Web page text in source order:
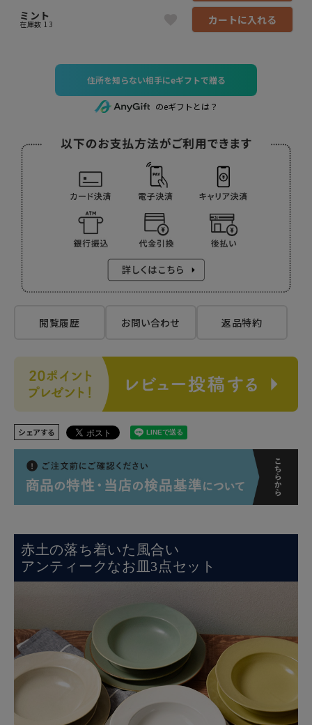
ミント
在庫数 13 カートに入れる
住所を知らない相手にeギフトで贈る
のeギフトとは？
閲覧履歴 お問い合わせ 返品特約
シェアする
赤土の落ち着いた風合い
アンティークなお皿3点セット